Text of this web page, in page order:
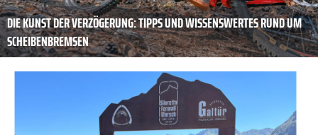
DIE KUNST DER ­VERZÖGERUNG: TIPPS UND WISSENSWERTES RUND UM
SCHEIBENBREMSEN